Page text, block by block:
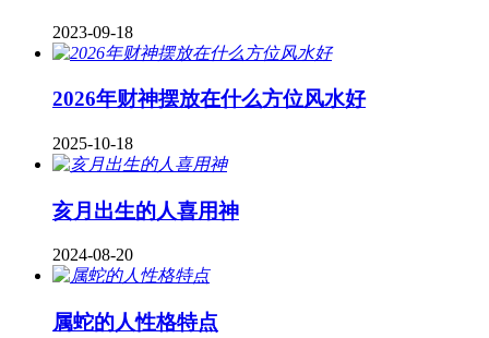
2023-09-18
2026年财神摆放在什么方位风水好
2025-10-18
亥月出生的人喜用神
2024-08-20
属蛇的人性格特点